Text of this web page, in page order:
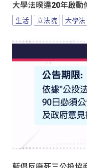
大學法暌違20年啟動
生活 立法院 大學法